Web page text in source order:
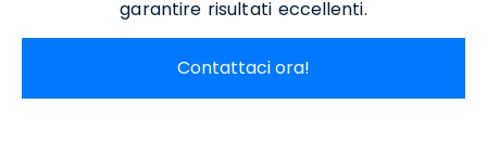
garantire risultati eccellenti.
Contattaci ora!